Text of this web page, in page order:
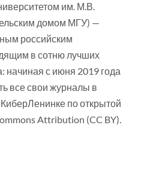
им. М.В.
домом МГУ) —
российским
в сотню лучших
начиная с июня 2019 года
все свои журналы в
по открытой
Attribution (CC BY).